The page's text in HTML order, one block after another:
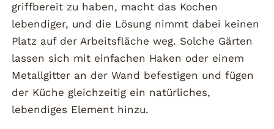
griffbereit zu haben, macht das Kochen
lebendiger, und die Lösung nimmt dabei keinen
Platz auf der Arbeitsfläche weg. Solche Gärten
lassen sich mit einfachen Haken oder einem
Metallgitter an der Wand befestigen und fügen
der Küche gleichzeitig ein natürliches,
lebendiges Element hinzu.